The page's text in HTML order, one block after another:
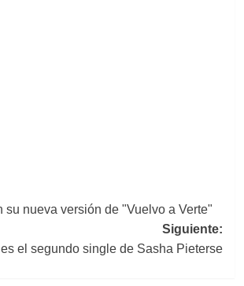
su nueva versión de "Vuelvo a Verte"
Siguiente:
el segundo single de Sasha Pieterse